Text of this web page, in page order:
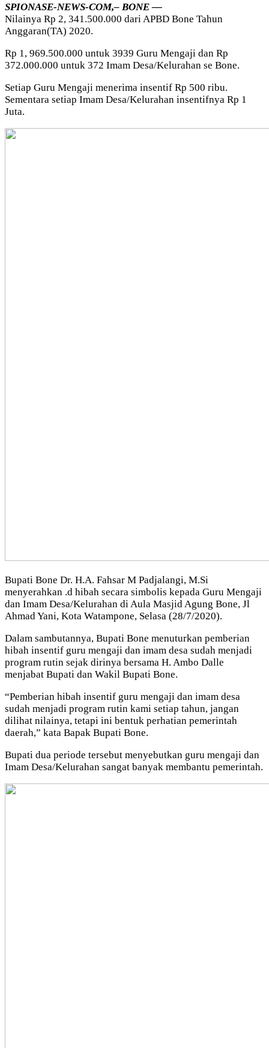
SPIONASE-NEWS-COM,– BONE —
Nilainya Rp 2, 341.500.000 dari APBD Bone Tahun
Anggaran(TA) 2020.
Rp 1, 969.500.000 untuk 3939 Guru Mengaji dan Rp
372.000.000 untuk 372 Imam Desa/Kelurahan se Bone.
Setiap Guru Mengaji menerima insentif Rp 500 ribu.
Sementara setiap Imam Desa/Kelurahan insentifnya Rp 1
Juta.
Bupati Bone Dr. H.A. Fahsar M Padjalangi, M.Si
menyerahkan .d hibah secara simbolis kepada Guru Mengaji
dan Imam Desa/Kelurahan di Aula Masjid Agung Bone, Jl
Ahmad Yani, Kota Watampone, Selasa (28/7/2020).
Dalam sambutannya, Bupati Bone menuturkan pemberian
hibah insentif guru mengaji dan imam desa sudah menjadi
program rutin sejak dirinya bersama H. Ambo Dalle
menjabat Bupati dan Wakil Bupati Bone.
“Pemberian hibah insentif guru mengaji dan imam desa
sudah menjadi program rutin kami setiap tahun, jangan
dilihat nilainya, tetapi ini bentuk perhatian pemerintah
daerah,” kata Bapak Bupati Bone.
Bupati dua periode tersebut menyebutkan guru mengaji dan
Imam Desa/Kelurahan sangat banyak membantu pemerintah.